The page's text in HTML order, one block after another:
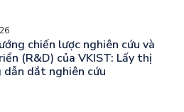
chiến lược nghiên cứu và
(R&D) của VKIST: Lấy thị
dắt nghiên cứu